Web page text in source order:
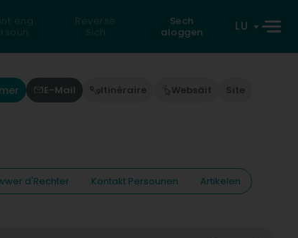
eng
Reverse
Sich
Sech
aloggen
LU
E-Mail Itinéraire Websäit Site
d'Rechter Kontakt Persounen Artikelen